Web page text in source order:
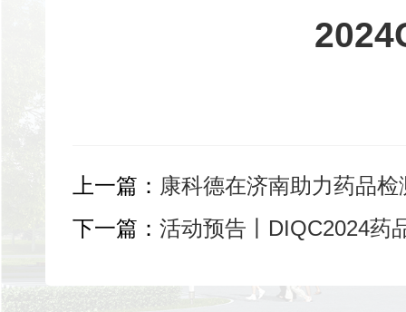
上一篇： 康科德在济南助力药品
下一篇： 活动预告丨DIQC2024药